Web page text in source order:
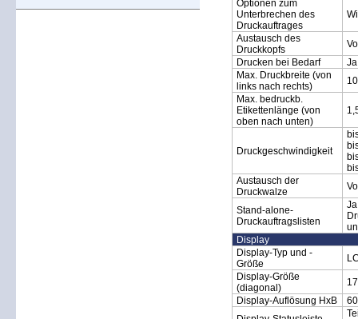
Optionen zum
Unterbrechen des
Druckauftrages
Austausch des
Druckkopfs
Drucken bei Bedarf
Ja
Max. Druckbreite (von
links nach rechts)
Max. bedruckb.
Etikettenlänge (von
oben nach unten)
Druckgeschwindigkeit
Austausch der
Druckwalze
Stand-alone-
Druckauftragslisten
Display
Display-Typ und -
Größe
Display-Größe
(diagonal)
Display-Auflösung HxB